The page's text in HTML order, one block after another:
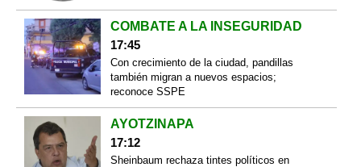
COMBATE A LA INSEGURIDAD
17:45
Con crecimiento de la ciudad, pandillas
también migran a nuevos espacios;
reconoce SSPE
AYOTZINAPA
17:12
Sheinbaum rechaza tintes políticos en